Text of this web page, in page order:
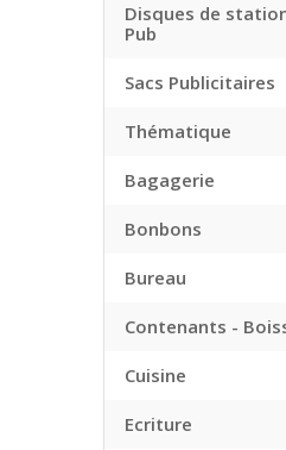
Disques de
Pub
Sacs Publicitaires
Thématique
Bagagerie
Bonbons
Bureau
Contenants -
Cuisine
Ecriture